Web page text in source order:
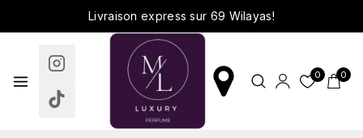
Livraison express sur 69 Wilayas!
0 0